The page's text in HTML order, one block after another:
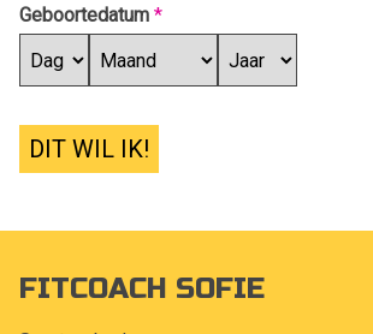
Geboortedatum *
DIT WIL IK!
FITCOACH SOFIE